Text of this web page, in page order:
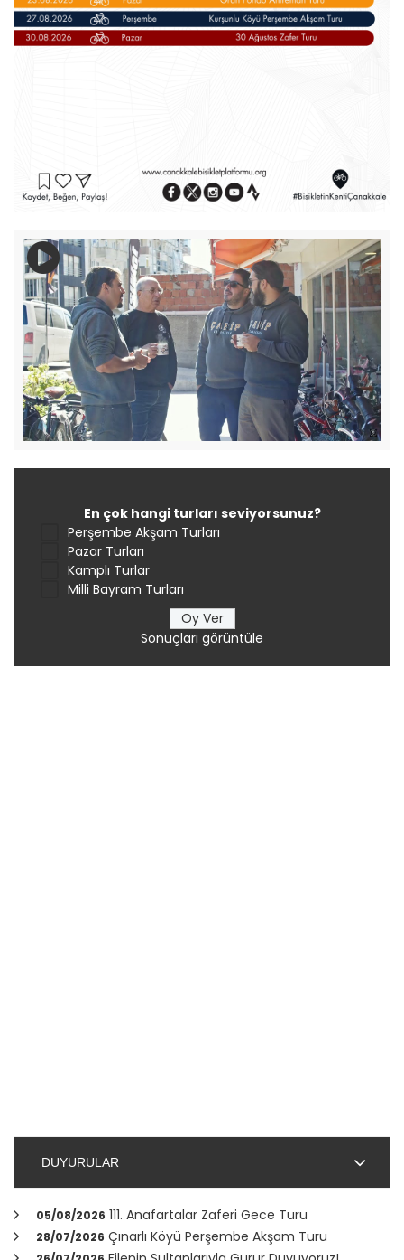
En çok hangi turları seviyorsunuz?
Perşembe Akşam Turları
Pazar Turları
Kamplı Turlar
Milli Bayram Turları
Sonuçları görüntüle
DUYURULAR
05/08/2026 111. Anafartalar Zaferi Gece Turu
28/07/2026 Çınarlı Köyü Perşembe Akşam Turu